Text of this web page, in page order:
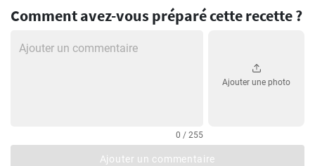
Comment avez-vous préparé cette recette ?
0 / 255
Ajouter une photo
Ajouter un commentaire